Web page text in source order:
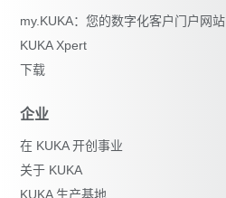
my.KUKA：您的数字化客户门户网站
KUKA Xpert
下载
企业
在 KUKA 开创事业
关于 KUKA
KUKA 生产基地